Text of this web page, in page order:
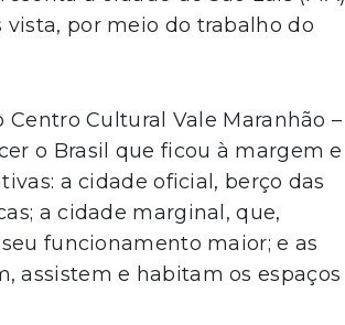
por meio do trabalho do
Cultural Vale Maranhão –
o Brasil que ficou à margem e
a cidade oficial, berço das
a cidade marginal, que,
funcionamento maior; e as
assistem e habitam os espaços